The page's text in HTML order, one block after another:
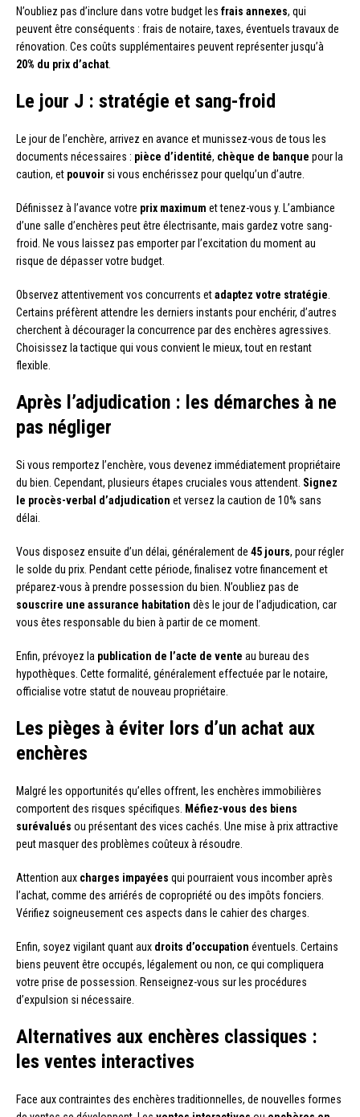
N’oubliez pas d’inclure dans votre budget les frais annexes, qui
peuvent être conséquents : frais de notaire, taxes, éventuels travaux de
rénovation. Ces coûts supplémentaires peuvent représenter jusqu’à
20% du prix d’achat
Le jour J : stratégie et sang-froid
Le jour de l’enchère, arrivez en avance et munissez-vous de tous les
documents nécessaires : pièce d’identité, chèque de banque pour la
caution, et pouvoir si vous enchérissez pour quelqu’un d’autre.
Définissez à l’avance votre prix maximum et tenez-vous y. L’ambiance
d’une salle d’enchères peut être électrisante, mais gardez votre sang-
froid. Ne vous laissez pas emporter par l’excitation du moment au
risque de dépasser votre budget.
Observez attentivement vos concurrents etadaptez votre stratégie
Certains préfèrent attendre les derniers instants pour enchérir, d’autres
cherchent à décourager la concurrence par des enchères agressives.
Choisissez la tactique qui vous convient le mieux, tout en restant
flexible.
Après l’adjudication : les démarches à ne
pas négliger
Si vous remportez l’enchère, vous devenez immédiatement propriétaire
du bien. Cependant, plusieurs étapes cruciales vous attendent. Signez
le procès-verbal d’adjudication et versez la caution de 10% sans
délai.
Vous disposez ensuite d’un délai, généralement de 45 jours, pour régler
le solde du prix. Pendant cette période, finalisez votre financement et
préparez-vous à prendre possession du bien. N’oubliez pas de
souscrire une assurance habitation dès le jour de l’adjudication, car
vous êtes responsable du bien à partir de ce moment.
Enfin, prévoyez la publication de l’acte de vente au bureau des
hypothèques. Cette formalité, généralement effectuée par le notaire,
officialise votre statut de nouveau propriétaire.
Les pièges à éviter lors d’un achat aux
enchères
Malgré les opportunités qu’elles offrent, les enchères immobilières
comportent des risques spécifiques.
Méfiez-vous des biens
surévalués ou présentant des vices cachés. Une mise à prix attractive
peut masquer des problèmes coûteux à résoudre.
Attention aux charges impayées qui pourraient vous incomber après
l’achat, comme des arriérés de copropriété ou des impôts fonciers.
Vérifiez soigneusement ces aspects dans le cahier des charges.
Enfin, soyez vigilant quant aux droits d’occupation éventuels. Certains
biens peuvent être occupés, légalement ou non, ce qui compliquera
votre prise de possession. Renseignez-vous sur les procédures
d’expulsion si nécessaire.
Alternatives aux enchères classiques :
les ventes interactives
Face aux contraintes des enchères traditionnelles, de nouvelles formes